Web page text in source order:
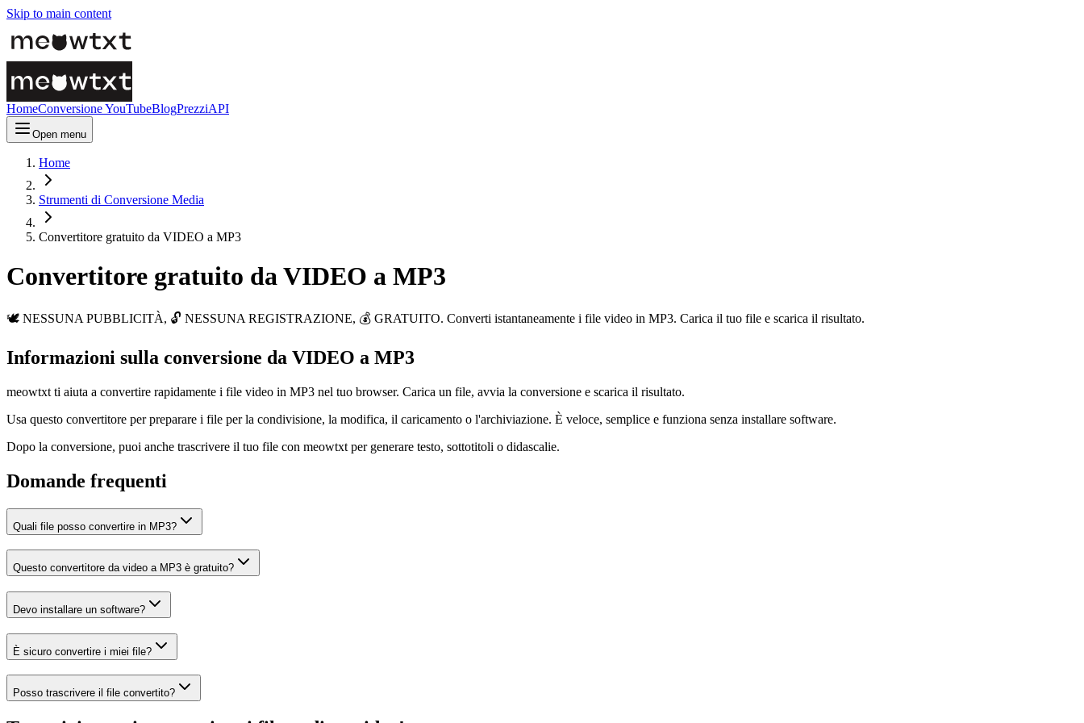
Skip to main content
HomeConversione YouTubeBlogPrezziAPI
Open menu
Home
Strumenti di Conversione Media
Convertitore gratuito da VIDEO a MP3
Convertitore gratuito da VIDEO a MP3
🕊️ NESSUNA PUBBLICITÀ, 🔓 NESSUNA REGISTRAZIONE, 💰 GRATUITO. Converti istantaneamente i file video in MP3. Carica il tuo file e scarica il risultato.
Informazioni sulla conversione da VIDEO a MP3
meowtxt ti aiuta a convertire rapidamente i file video in MP3 nel tuo browser. Carica un file, avvia la conversione e scarica il risultato.
Usa questo convertitore per preparare i file per la condivisione, la modifica, il caricamento o l'archiviazione. È veloce, semplice e funziona senza installare software.
Dopo la conversione, puoi anche trascrivere il tuo file con meowtxt per generare testo, sottotitoli o didascalie.
Domande frequenti
Quali file posso convertire in MP3?
Questo convertitore da video a MP3 è gratuito?
Devo installare un software?
È sicuro convertire i miei file?
Posso trascrivere il file convertito?